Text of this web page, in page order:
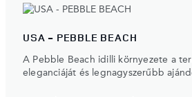
USA - PEBBLE BEACH
A Pebble Beach idilli környezete a
eleganciáját és legnagyszerűbb